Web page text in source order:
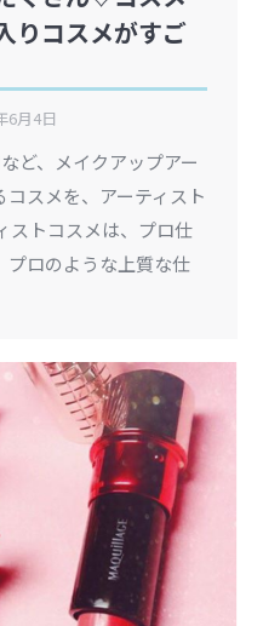
りコスメがすご
6月4日
ど、メイクアップアー
スメを、アーティスト
ストコスメは、プロ仕
プロのような上質な仕